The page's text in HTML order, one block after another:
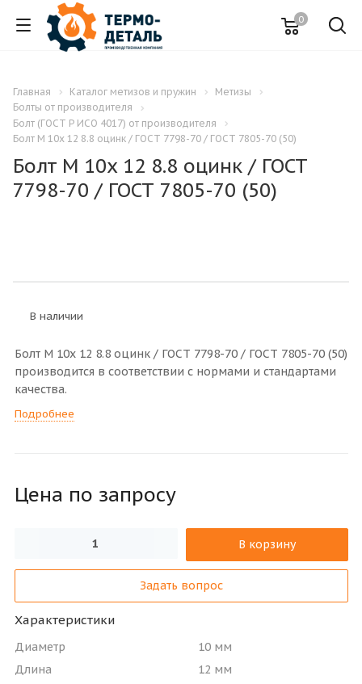
0
Главная Каталог метизов и пружин
Метизы
Болты от производителя
Болт (ГОСТ Р ИСО 4017) от производителя
Болт M 10x 12 8.8 оцинк / ГОСТ 7798-70 / ГОСТ 7805-70 (50)
Болт M 10x 12 8.8 оцинк / ГОСТ
7798-70 / ГОСТ 7805-70 (50)
В наличии
Болт M 10x 12 8.8 оцинк / ГОСТ 7798-70 / ГОСТ 7805-70 (50)
производится в соответствии с нормами и стандартами
качества.
Подробнее
Цена по запросу
В корзину
Задать вопрос
Характеристики
Диаметр
10 мм
Длина
12 мм